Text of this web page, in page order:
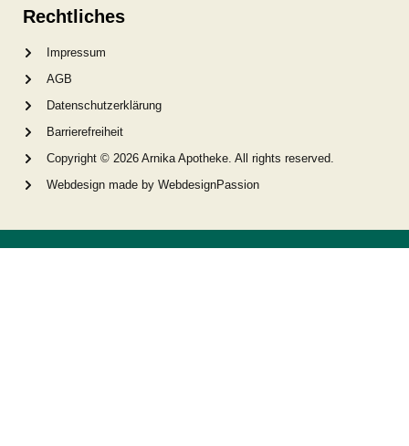
Rechtliches
Impressum
AGB
Datenschutzerklärung
Barrierefreiheit
Copyright © 2026 Arnika Apotheke. All rights reserved.
Webdesign made by WebdesignPassion